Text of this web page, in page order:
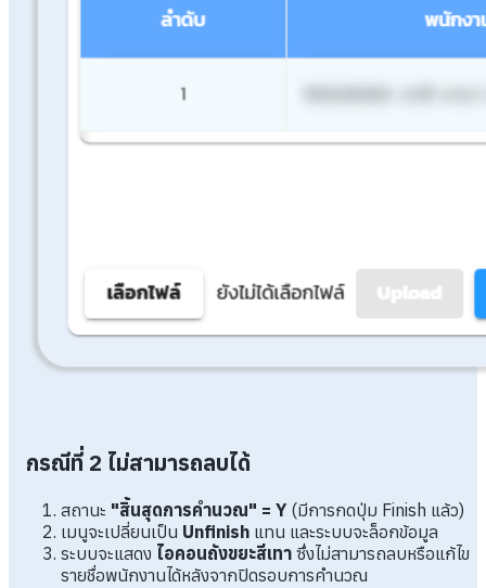
กรณีที่ 2 ไม่สามารถลบได้
สถานะ "สิ้นสุดการคำนวณ" = Y (มีการกดปุ่ม Finish แล้ว)
เมนูจะเปลี่ยนเป็น Unfinish แทน และระบบจะล็อกข้อมูล
ระบบจะแสดง ไอคอนถังขยะสีเทา ซึ่งไม่สามารถลบหรือแก้ไข
รายชื่อพนักงานได้หลังจากปิดรอบการคำนวณ